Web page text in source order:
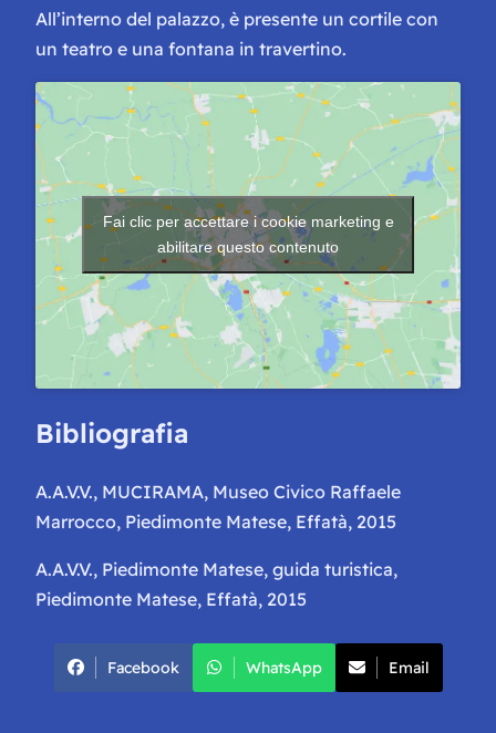
All’interno del palazzo, è presente un cortile con
un teatro e una fontana in travertino.
Fai clic per accettare i cookie marketing e
abilitare questo contenuto
Bibliografia
A.A.V.V., MUCIRAMA, Museo Civico Raffaele
Marrocco, Piedimonte Matese, Effatà, 2015
A.A.V.V., Piedimonte Matese, guida turistica,
Piedimonte Matese, Effatà, 2015
Facebook WhatsApp Email